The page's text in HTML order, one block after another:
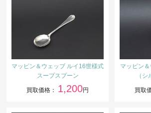
マッピン＆ウェッブ ルイ16世様式
スープスプーン
買取価格： 1,200円
マッピン
（
買取